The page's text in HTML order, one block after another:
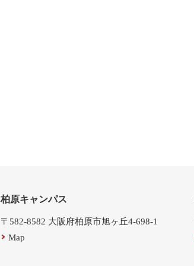
柏原キャンパス
〒582-8582 大阪府柏原市旭ヶ丘4-698-1
Map